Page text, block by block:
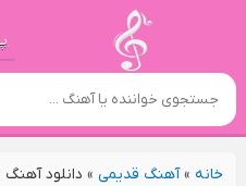
خانه»آهنگ قدیمی» دانلود آهنگ